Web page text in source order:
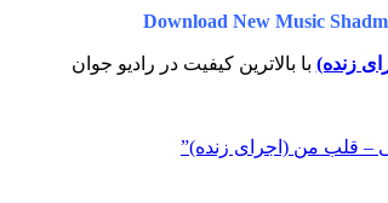
Download New Music
زنده) با بالاترین کیفیت در رادیو جوان
– قلب من (اجرای زنده)”